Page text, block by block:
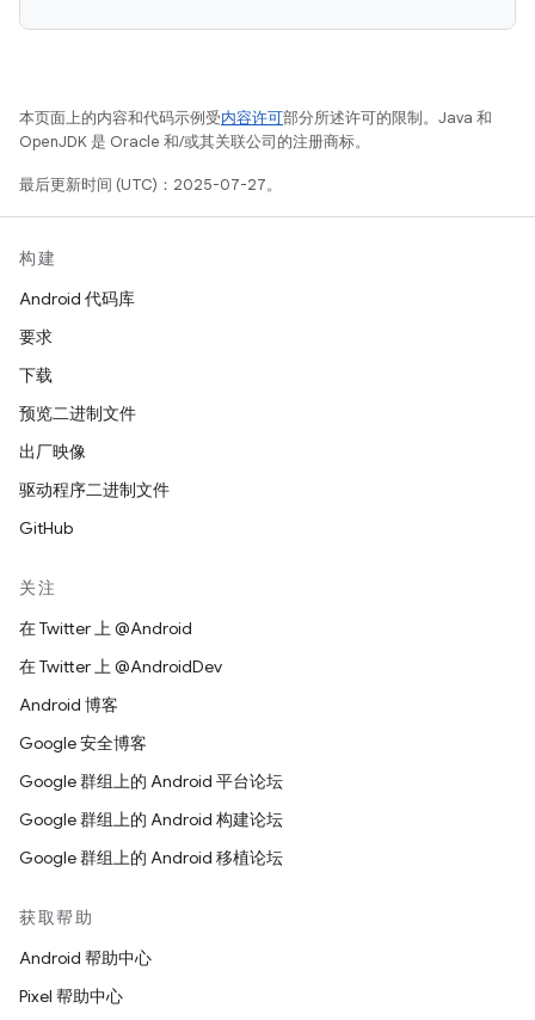
本页面上的内容和代码示例受内容许可部分所述许可的限制。Java 和
OpenJDK 是 Oracle 和/或其关联公司的注册商标。
最后更新时间 (UTC)：2025-07-27。
构建
Android 代码库
要求
下载
预览二进制文件
出厂映像
驱动程序二进制文件
GitHub
关注
在 Twitter 上 @Android
在 Twitter 上 @AndroidDev
Android 博客
Google 安全博客
Google 群组上的 Android 平台论坛
Google 群组上的 Android 构建论坛
Google 群组上的 Android 移植论坛
获取帮助
Android 帮助中心
Pixel 帮助中心